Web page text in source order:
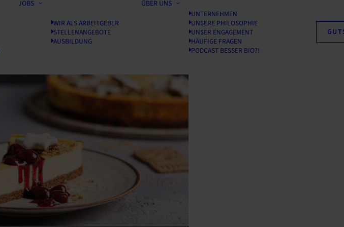
JOBS
WIR ALS ARBEITGEBER
STELLENANGEBOTE
AUSBILDUNG
ÜBER UNS
UNTERNEHMEN
UNSERE PHILOSOPHIE
UNSER ENGAGEMENT
HÄUFIGE FRAGEN
PODCAST BESSER BIO?!